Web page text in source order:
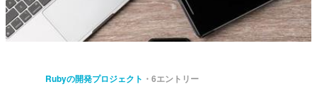
Rubyの開発プロジェクト 6エントリー